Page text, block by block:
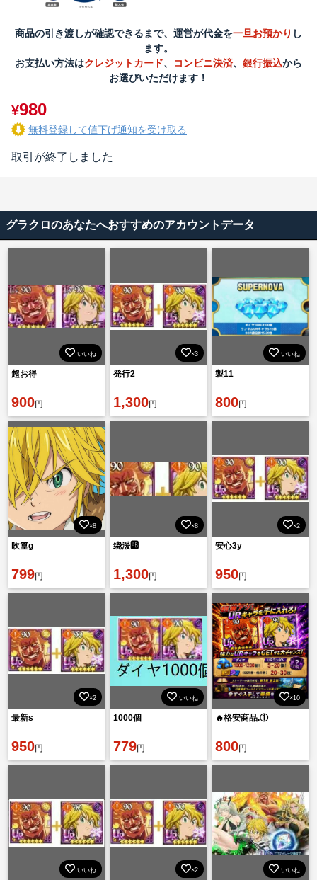
商品の引き渡しが確認できるまで、運営が代金を一旦お預かり し
ます。
お支払い方法はクレジットカード、 コンビニ決済、 銀行振込から
お選びいただけます！
¥980
無料登録して値下げ通知を受け取る
取引が終了しました
グラクロのあなたへおすすめのアカウントデータ
いいね
超お得
900円
×3
発行2
1,300円
いいね
製11
800円
×8
吹篁g
799円
×8
绕湲🆎
1,300円
×2
安心3y
950円
×2
最新s
950円
いいね
1000個
779円
×10
🔥格安商品.①
800円
いいね ×2 いいね